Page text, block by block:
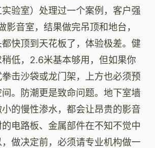
实验室）处理过一个案例，客户强
影音室，结果做完吊顶和地台，
快顶到天花板了，体验极差。健
低，2.6米基本够用，但如果你
击沙袋或龙门架，上方也必须预
。防潮更是致命问题。地下室墙
的慢性渗水，都会让昂贵的影音
电路板、金属部件在不知不觉中
做决定前，必须请专业机构做一